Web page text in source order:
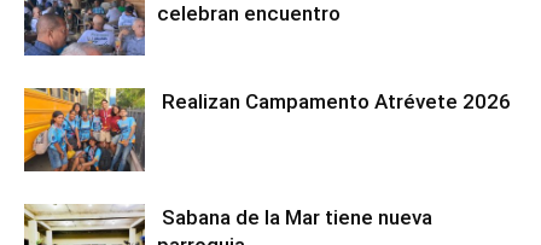
celebran encuentro
Realizan Campamento Atrévete 2026
Sabana de la Mar tiene nueva